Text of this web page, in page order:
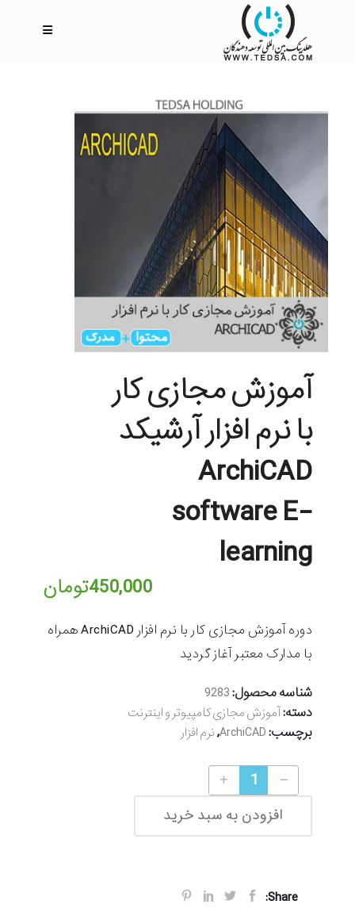
آموزش مجازی کار
با نرم افزار آرشیکد
ArchiCAD
software E-
learning
450,000تومان
دوره آموزش مجازی کار با نرم افزار ArchiCAD همراه
با مدارک معتبر آغاز گردید
شناسه محصول:9283
دسته:آموزش مجازی کامپیوتر و اینترنت
برچسب:ArchiCAD
,نرم افزار
آموزش مجازی کار با نرم افزار آرشیکد ArchiCAD software E-learning quantity
افزودن به سبد خرید
Share: